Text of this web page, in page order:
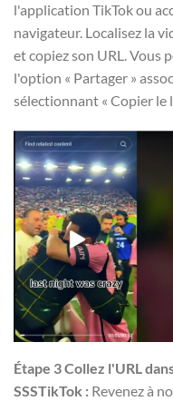
l'application TikTok ou
navigateur. Localisez la
et copiez son URL. Vous
l'option « Partager »
sélectionnant « Copier le
Étape 3 Collez l'URL
SSSTikTok : Revenez à